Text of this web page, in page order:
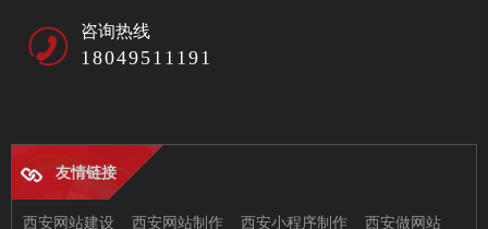
咨询热线
18049511191
友情链接
西安网站建设 西安网站制作 西安小程序制作 西安做网站